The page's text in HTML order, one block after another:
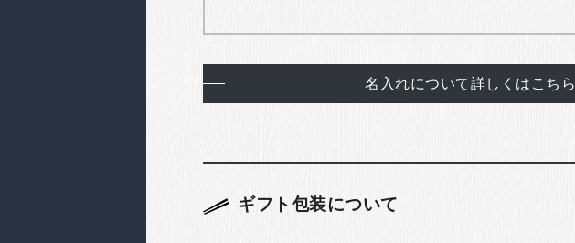
名入れについて詳しくはこちら
ギフト包装について